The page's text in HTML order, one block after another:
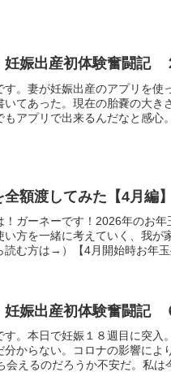
妊娠出産初体験奮闘記
す。妻が妊娠出産のアプリを
いてあった。現在の胎嚢の大
アプリで出来るんだなと感心
額渡してみた【4月編】
！ガーネーです！2026年のお
方を一緒に考えていく、我が
読む方は→）【4月開始時お年
妊娠出産初体験奮闘記
す。本日で妊娠１８週目に突
分からない。コロナの影響によ
会えるのだろうか不安だ。私は